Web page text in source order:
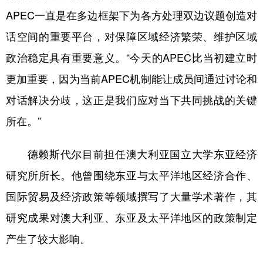
APEC一直是在多边框架下为各方处理双边议题创造对
话空间的重要平台，对保障区域经济繁荣、维护区域
政治稳定具有重要意义。“今天的APEC比当初建立时
更加重要，因为当前APEC机制能让成员间通过讨论和
对话解决分歧，这正是我们应对当下共同挑战的关键
所在。”
德赖斯代尔目前担任澳大利亚国立大学东亚经济
研究所所长。他曾围绕东亚与太平洋地区经济合作、
国际贸易及经济政策等领域撰写了大量学术著作，其
研究成果对澳大利亚、东亚及太平洋地区的政策制定
产生了较大影响。